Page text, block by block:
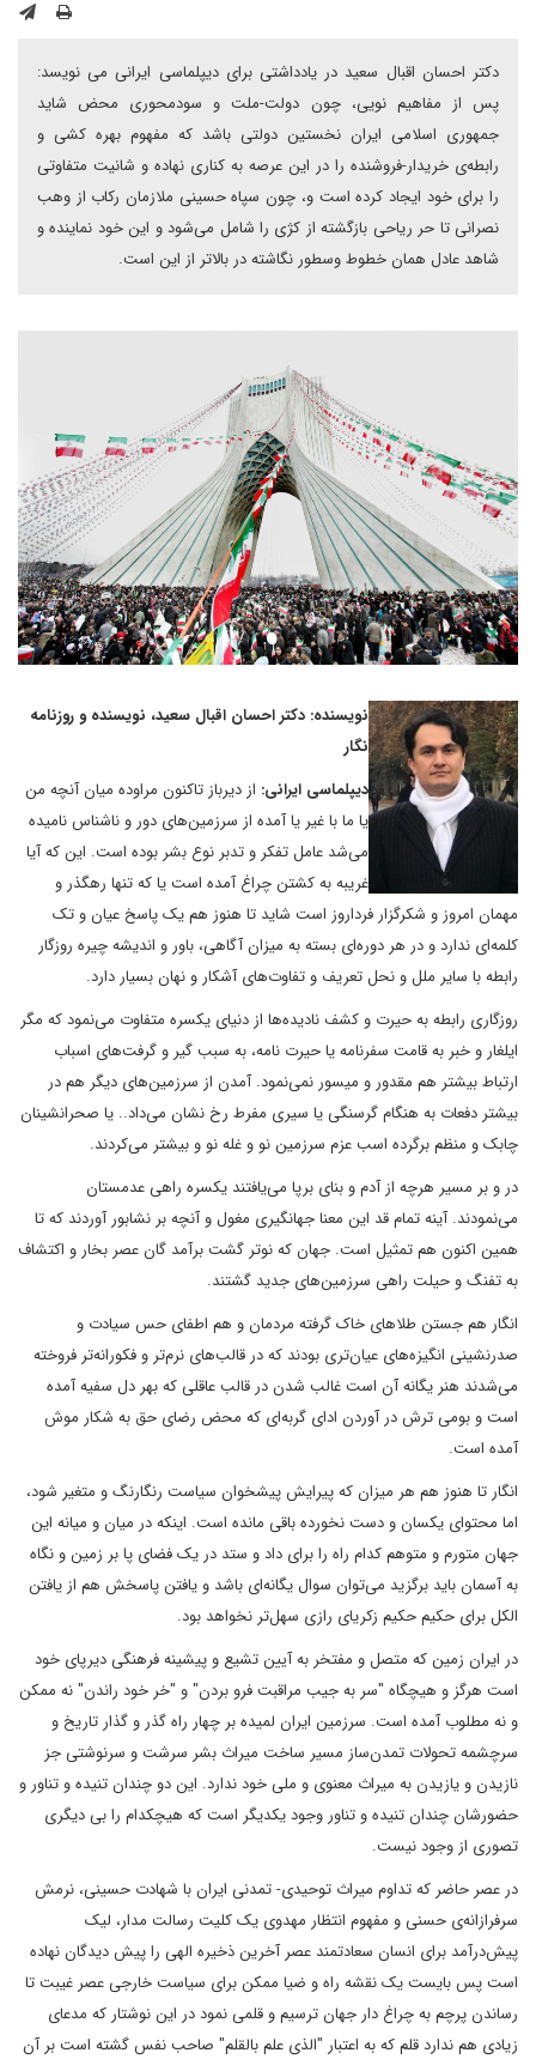
دکتر احسان اقبال سعید در یادداشتی برای دیپلماسی ایرانی می نویسد:
پس از مفاهیم نویی، چون دولت-ملت و سودمحوری محض شاید
جمهوری اسلامی ایران نخستین دولتی باشد که مفهوم بهره کشی و
رابطه‌ی خریدار-فروشنده را در این عرصه به کناری نهاده و شانیت متفاوتی
را برای خود ایجاد کرده است و، چون سپاه حسینی ملازمان رکاب از وهب
نصرانی تا حر ریاحی بازگشته از کژی را شامل می‌شود و این خود نماینده و
شاهد عادل همان خطوط وسطور نگاشته در بالاتر از این است.
نویسنده: دکتر احسان اقبال سعید، نویسنده و روزنامه
نگار
دیپلماسی ایرانی: از دیرباز تاکنون مراوده میان آنچه من
یا ما با غیر یا آمده از سرزمین‌های دور و ناشناس نامیده
می‌شد عامل تفکر و تدبر نوع بشر بوده است. این که آیا
غریبه به کشتن چراغ آمده است یا که تنها رهگذر و
مهمان امروز و شکرگزار فرداروز است شاید تا هنوز هم یک پاسخ عیان و تک
کلمه‌ای ندارد و در هر دوره‌ای بسته به میزان آگاهی، باور و اندیشه چیره روزگار
رابطه با سایر ملل و نحل تعریف و تفاوت‌های آشکار و نهان بسیار دارد.
روزگاری رابطه به حیرت و کشف نادیده‌ها از دنیای یکسره متفاوت می‌نمود که مگر
ایلغار و خبر به قامت سفرنامه یا حیرت نامه، به سبب گیر و گرفت‌های اسباب
ارتباط بیشتر هم مقدور و میسور نمی‌نمود. آمدن از سرزمین‌های دیگر هم در
بیشتر دفعات به هنگام گرسنگی یا سیری مفرط رخ نشان می‌داد.. یا صحرانشینان
چابک و منظم برگرده اسب عزم سرزمین نو و غله نو و بیشتر می‌کردند.
در و بر مسیر هرچه از آدم و بنای برپا می‌یافتند یکسره راهی عدمستان
می‌نمودند. آینه تمام قد این معنا جهانگیری مغول و آنچه بر نشابور آوردند که تا
همین اکنون هم تمثیل است. جهان که نوتر گشت برآمد گان عصر بخار و اکتشاف
به تفنگ و حیلت راهی سرزمین‌های جدید گشتند.
انگار هم جستن طلا‌های خاک گرفته مردمان و هم اطفای حس سیادت و
صدرنشینی انگیزه‌های عیان‌تری بودند که در قالب‌های نرم‌تر و فکورانه‌تر فروخته
می‌شدند هنر یگانه آن است غالب شدن در قالب عاقلی که بهر دل سفیه آمده
است و بومی ترش در آوردن ادای گربه‌ای که محض رضای حق به شکار موش
آمده است.
انگار تا هنوز هم هر میزان که پیرایش پیشخوان سیاست رنگارنگ و متغیر شود،
اما محتوای یکسان و دست نخورده باقی مانده است. اینکه در میان و میانه این
جهان متورم و متوهم کدام راه را برای داد و ستد در یک فضای پا بر زمین و نگاه
به آسمان باید برگزید می‌توان سوال یگانه‌ای باشد و یافتن پاسخش هم از یافتن
الکل برای حکیم حکیم زکریای رازی سهل‌تر نخواهد بود.
در ایران زمین که متصل و مفتخر به آیین تشیع و پیشینه فرهنگی دیرپای خود
است هرگز و هیچگاه "سر به جیب مراقبت فرو بردن" و "خر خود راندن" نه ممکن
و نه مطلوب آمده است. سرزمین ایران لمیده بر چهار راه گذر و گذار تاریخ و
سرچشمه تحولات تمدن‌ساز مسیر ساخت میراث بشر سرشت و سرنوشتی جز
نازیدن و یازیدن به میراث معنوی و ملی خود ندارد. این دو چندان تنیده و تناور و
حضورشان چندان تنیده و تناور وجود یکدیگر است که هیچکدام را بی دیگری
تصوری از وجود نیست.
در عصر حاضر که تداوم میراث توحیدی- تمدنی ایران با شهادت حسینی، نرمش
سرفرازانه‌ی حسنی و مفهوم انتظار مهدوی یک کلیت رسالت مدار، لیک
پیش‌درآمد برای انسان سعادتمند عصر آخرین ذخیره الهی را پیش دیدگان نهاده
است پس بایست یک نقشه راه و ضیا ممکن برای سیاست خارجی عصر غیبت تا
رساندن پرچم به چراغ دار جهان ترسیم و قلمی نمود در این نوشتار که مدعای
زیادی هم ندارد قلم که به اعتبار "الذی علم بالقلم" صاحب نفس گشته است بر آن